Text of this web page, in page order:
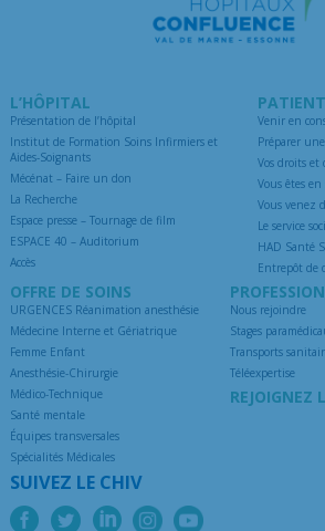
L’HÔPITAL
Présentation de l’hôpital
Institut de Formation Soins Infirmiers et
Aides-Soignants
Mécénat – Faire un don
La Recherche
Espace presse – Tournage de film
ESPACE 40 – Auditorium
Accès
Venir en
Préparer
Vos droits et
Vous êtes
Vous venez
Le service
HAD Santé
Entrepôt de
OFFRE DE SOINS
URGENCES Réanimation anesthésie
Médecine Interne et Gériatrique
Femme Enfant
Anesthésie-Chirurgie
Médico-Technique
Santé mentale
Équipes transversales
Spécialités Médicales
Nous rejoindre
Stages
Transports
Téléexpertise
REJOIGNEZ
SUIVEZ LE CHIV